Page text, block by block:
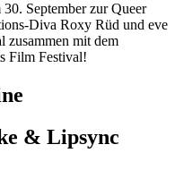
September zur Queer
Diva Roxy Rüd und eve
zusammen mit dem
Film Festival!
& Lipsync